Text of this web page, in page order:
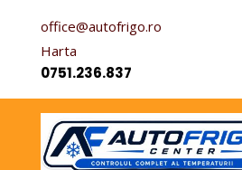
office@autofrigo.ro
Harta
0751.236.837